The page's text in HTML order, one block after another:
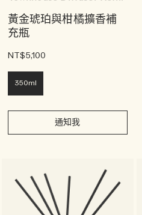
黃金琥珀與柑橘擴香補
充瓶
NT$5,100
350ml
通知我